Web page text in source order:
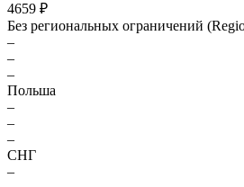
4659 ₽
Без региональных ограничений
–
–
–
Польша
–
–
–
СНГ
–